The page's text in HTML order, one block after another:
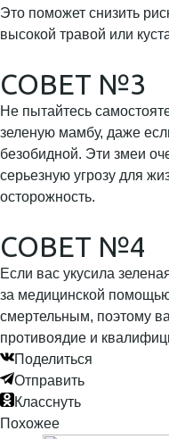
Это поможет снизить
высокой травой или
СОВЕТ №3
Не пытайтесь
зеленую мамбу, даже
безобидной. Эти змеи
серьезную угрозу для
осторожность.
СОВЕТ №4
Если вас укусила
за медицинской
смертельным, поэтому
противоядие и
Поделиться
Отправить
Класснуть
Похожее